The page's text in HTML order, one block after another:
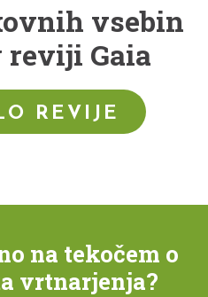
vsebin
Gaia
REVIJE
na tekočem o
vrtnarjenja?